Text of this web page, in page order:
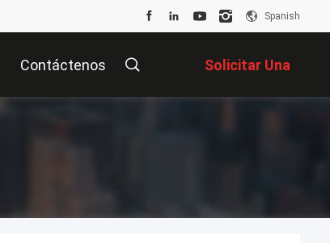
Spanish
Contáctenos Solicitar Una
Cotización